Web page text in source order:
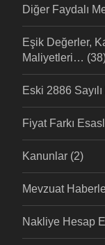
Diğer Faydalı
Eşik Değerler,
Maliyetleri…
Eski 2886
Fiyat Farkı
Kanunlar (2)
Mevzuat
Nakliye Hesap